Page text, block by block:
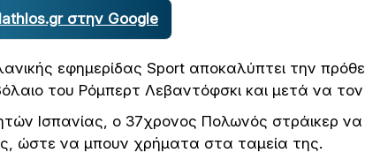
στην Google
εφημερίδας Sport αποκαλύπτει την
του Ρόμπερτ Λεβαντόφσκι και μετά να τον
Ισπανίας, ο 37χρονος Πολωνός στράικερ
ώστε να μπουν χρήματα στα ταμεία της.